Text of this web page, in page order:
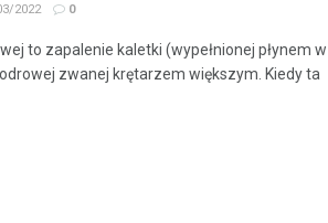
2022 0
to zapalenie kaletki (wypełnionej płynem w
zwanej krętarzem większym. Kiedy ta